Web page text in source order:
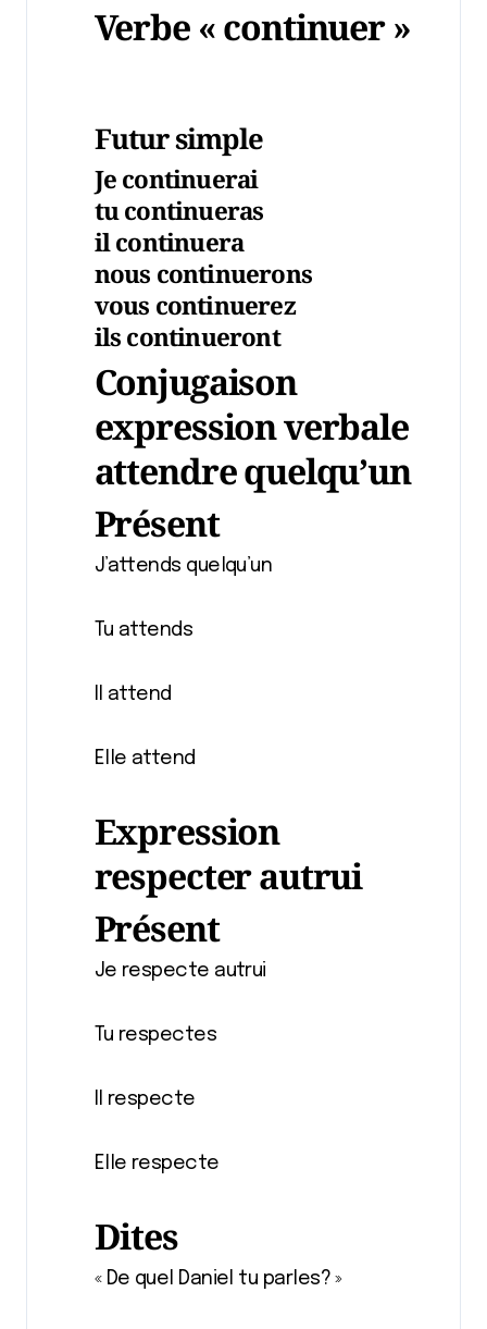
Verbe « continuer »
Futur simple
Je continuerai
tu continueras
il continuera
nous continuerons
vous continuerez
ils continueront
Conjugaison
expression verbale
attendre quelqu’un
Présent
J’attends quelqu’un
Tu attends
Il attend
Elle attend
Expression
respecter autrui
Présent
Je respecte autrui
Tu respectes
Il respecte
Elle respecte
Dites
« De quel Daniel tu parles? »